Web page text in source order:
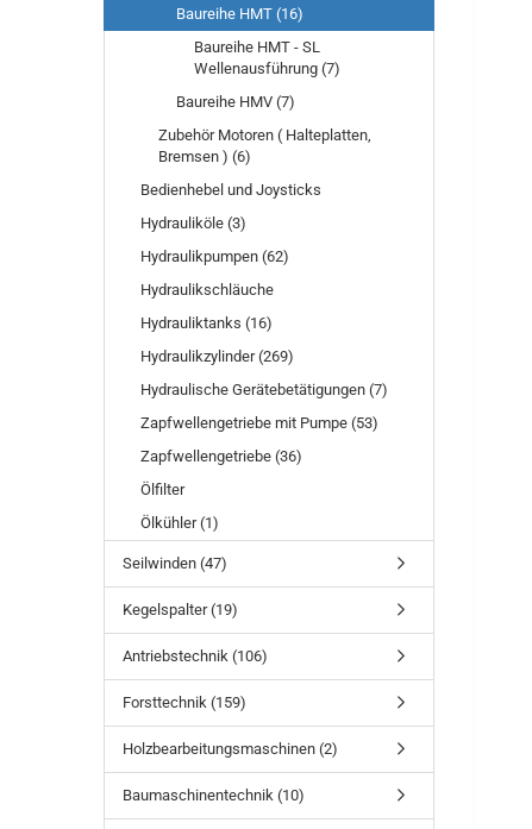
Baureihe HMT (16)
Baureihe HMT - SL
Wellenausführung (7)
Baureihe HMV (7)
Zubehör Motoren ( Halteplatten,
Bremsen ) (6)
Bedienhebel und Joysticks
Hydrauliköle (3)
Hydraulikpumpen (62)
Hydraulikschläuche
Hydrauliktanks (16)
Hydraulikzylinder (269)
Hydraulische Gerätebetätigungen (7)
Zapfwellengetriebe mit Pumpe (53)
Zapfwellengetriebe (36)
Ölfilter
Ölkühler (1)
Seilwinden (47)
Kegelspalter (19)
Antriebstechnik (106)
Forsttechnik (159)
Holzbearbeitungsmaschinen (2)
Baumaschinentechnik (10)